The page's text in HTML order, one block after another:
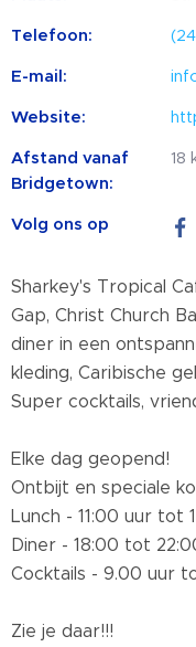
Telefoon:
E-mail:
Website:
Afstand vanaf
Bridgetown:
18
Volg ons op
Sharkey's Tropical
Gap, Christ Church
diner in een
kleding, Caribische
Super cocktails,
Elke dag geopend!
Ontbijt en speciale
Lunch - 11:00 uur tot
Diner - 18:00 tot
Cocktails - 9.00 uur
Zie je daar!!!